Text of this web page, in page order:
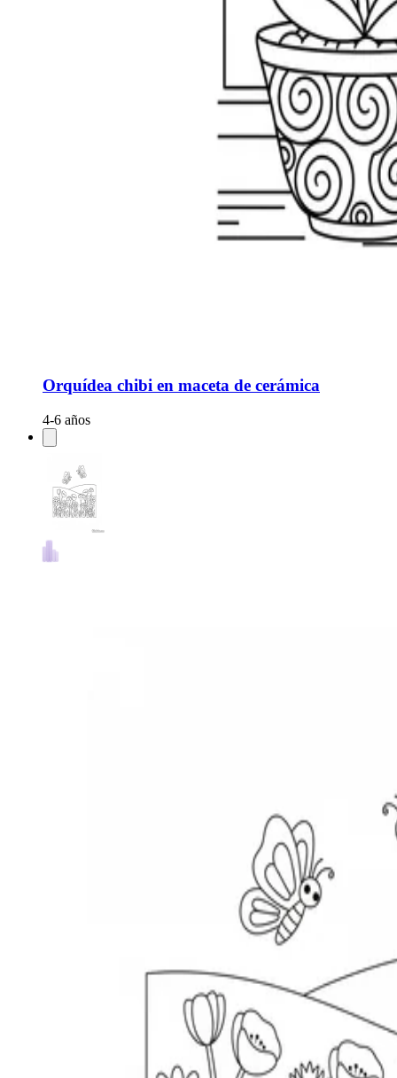
Orquídea chibi en maceta de cerámica
4-6 años